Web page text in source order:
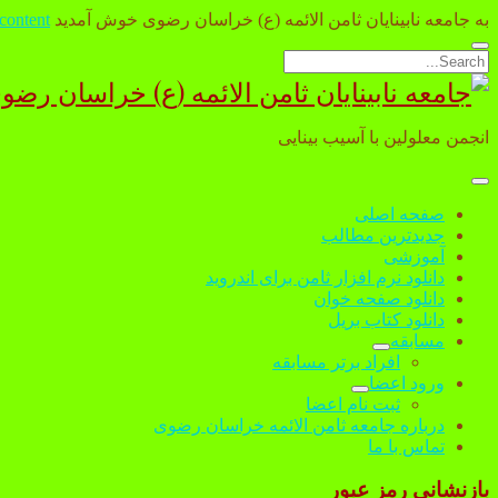
به جامعه نابینایان ثامن الائمه (ع) خراسان رضوی خوش آمدید
Open
search
bar
Search
جامعه
نابینایان
الائمه
(ع)
خراسان
رضوی
انجمن معلولین با آسیب بینایی
open
صفحه اصلی
جدیدترین مطالب
آموزشی
دانلود نرم افزار ثامن برای اندروید
دانلود صفحه خوان
دانلود کتاب بریل
مسابقه
open
dropdown
menu
افراد برتر مسابقه
ورود اعضا
open
dropdown
menu
ثبت نام اعضا
درباره جامعه ثامن الائمه خراسان رضوی
تماس با ما
بازنشانی رمز عبور